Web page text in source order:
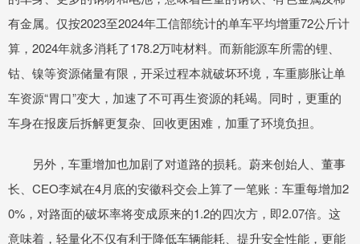
有金属。仅按2023至2024年工信部统计的单车平均增重72公斤计
算，2024年就多消耗了178.2万吨材料。而新能源车所需的锂、
钴、镍等资源储量有限，开采过程本就破坏环境，车重膨胀让单
车资源“胃口”变大，加速了不可再生资源的耗竭。同时，更重的
车身在报废后拆解更复杂、回收更困难，加重了环境负担。
另外，车重增加也加剧了对道路的损耗。蔚来创始人、董事
长、CEO李斌在4月底的安徽科交会上算了一笔账：车重每增加2
0%，对路面的破坏率将变成原来的1.2的四次方，即2.07倍。这
意味着，轻量化不仅有利于降低车辆能耗、提升安全性能，更能